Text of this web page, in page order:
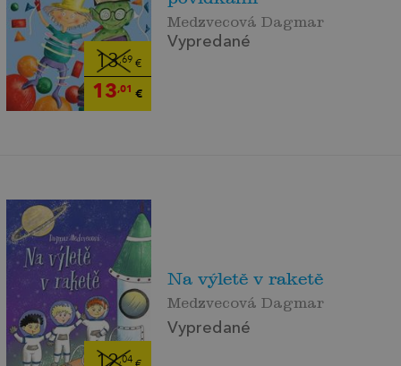
13,69 €
13,01 €
Medzvecová Dagmar
Vypredané
,04
Na výletě v raketě
Medzvecová Dagmar
Vypredané